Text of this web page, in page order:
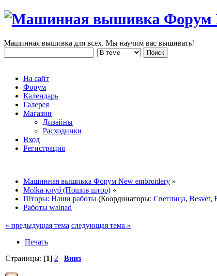
Машинная вышивка для всех. Мы научим вас вышивать!
На сайт
Форум
Календарь
Галерея
Магазин
Дизайны
Расходники
Вход
Регистрация
Машинная вышивка Форум New embroidery »
Molka-клуб (Пошив штор) »
Шторы: Наши работы (Координаторы: Светлица, Besvet,
Работы walnad
« предыдущая тема следующая тема »
Печать
Страницы: [1] 2 Вниз